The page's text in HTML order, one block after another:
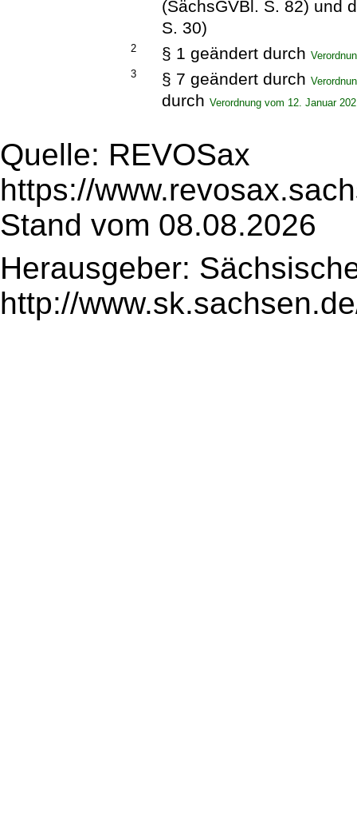
(SächsGVBl. S. 82) und
S. 30)
2 § 1 geändert durch
3
§ 7 geändert durch
durchVerordnung vom 12. Januar
Quelle: REVOSax
https://
Stand vom 08.08.2026
Herausgeber:
http://